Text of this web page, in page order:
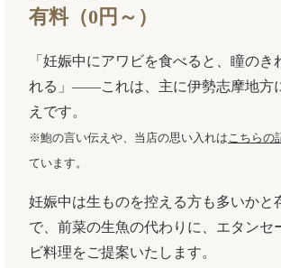
有料（0円～）
「妊娠中にアワビを食べると、瞳のき
れる」――これは、主に伊勢志摩地方
えです。
※鮑の言い伝えや、当店の思い入れはこちらの
ています。
妊娠中は生ものを控える方も多いかと
で、前菜の生魚の代わりに、エタンセ
ビ料理をご提案いたします。